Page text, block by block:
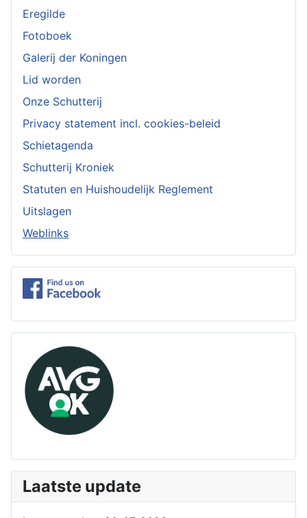
Eregilde
Fotoboek
Galerij der Koningen
Lid worden
Onze Schutterij
Privacy statement incl. cookies-beleid
Schietagenda
Schutterij Kroniek
Statuten en Huishoudelijk Reglement
Uitslagen
Weblinks
Laatste update